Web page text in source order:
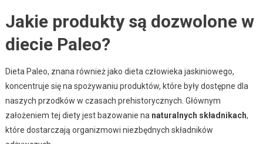
Jakie produkty są dozwolone w
diecie Paleo?
Dieta Paleo, znana również jako dieta człowieka jaskiniowego,
koncentruje się na spożywaniu produktów, które były dostępne dla
naszych przodków w czasach prehistorycznych. Głównym
założeniem tej diety jest bazowanie na naturalnych składnikach,
które dostarczają organizmowi niezbędnych składników